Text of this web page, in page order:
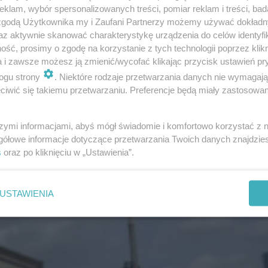
na pociąg
dworcu Warszawa Zachodnia przed przebudową;
komunikaty z głośników i wyłapać, na który
Kto z ciężką walizką nie zdobywał szczytów
peronami albo nie wyszedł z dworca w tę
nie mókł na peronie, za jedyną pociechę mając
z najruchliwszych dworców w kraju jeszcze kila
wybór spersonalizowanych treści, pomiar reklam i treści,
Użytkownika my i Zaufani Partnerzy możemy używać
aktywnie skanować charakterystykę urządzenia do celów
prosimy o zgodę na korzystanie z tych technologii poprzez
i zawsze możesz ją zmienić/wycofać klikając przycisk ustawień
strony
. Niektóre rodzaje przetwarzania danych nie
się takiemu przetwarzaniu. Preferencje będą miały
informacjami, abyś mógł świadomie i komfortowo korzystać z
informacje dotyczące przetwarzania Twoich danych
oraz po kliknięciu w „Ustawienia”.
USTAWIENIA